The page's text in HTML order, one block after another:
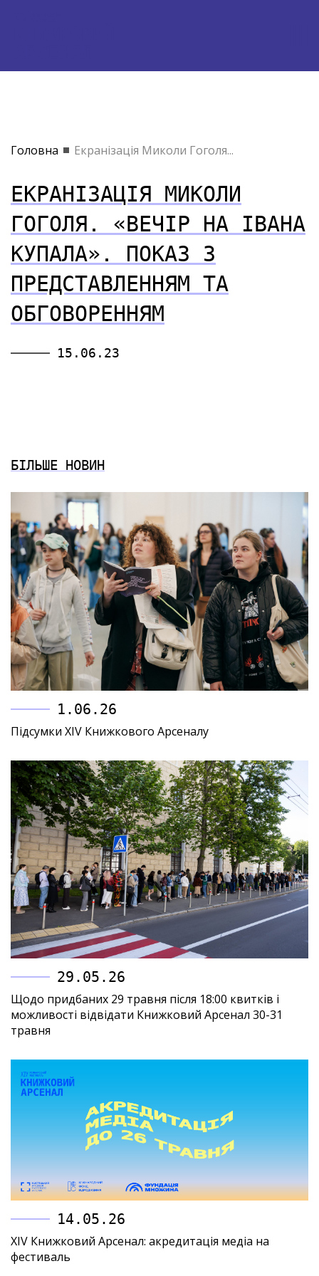
Головна Екранізація Миколи Гоголя...
ЕКРАНІЗАЦІЯ МИКОЛИ
ГОГОЛЯ. «ВЕЧІР НА ІВАНА
КУПАЛА». ПОКАЗ З
ПРЕДСТАВЛЕННЯМ ТА
ОБГОВОРЕННЯМ
15.06.23
БІЛЬШЕ НОВИН
1.06.26
Підсумки XIV Книжкового Арсеналу
29.05.26
Щодо придбаних 29 травня після 18:00 квитків і
можливості відвідати Книжковий Арсенал 30-31
травня
14.05.26
XIV Книжковий Арсенал: акредитація медіа на
фестиваль